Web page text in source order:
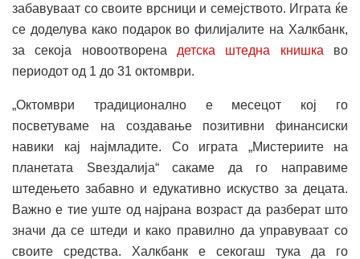
забавуваат со своите врсници и семејството. Играта ќе
се доделува како подарок во филијалите на Халкбанк,
за секоја новоотворена детска штедна книшка во
периодот од 1 до 31 октомври.
„Октомври традиционално е месецот кој го
посветуваме на создавање позитивни финансиски
навики кај најмладите. Со играта „Мистериите на
планетата Ѕвездалија“ сакаме да го направиме
штедењето забавно и едукативно искуство за децата.
Важно е тие уште од најрана возраст да разберат што
значи да се штеди и како правилно да управуваат со
своите средства. Халкбанк е секогаш тука да го